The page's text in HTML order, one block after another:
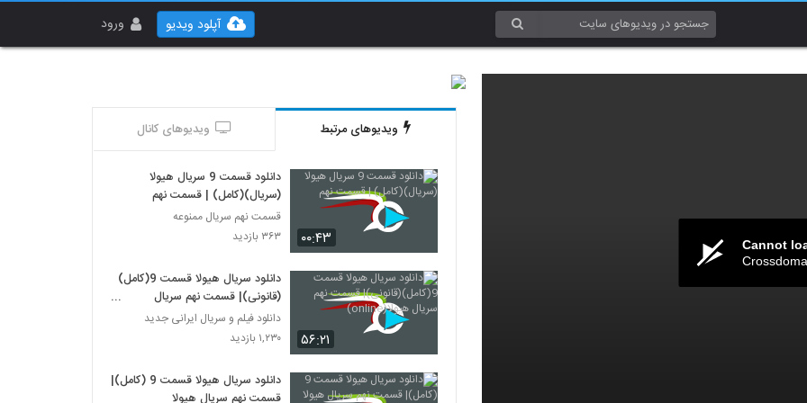
ورود آپلود ویدیو
Cannot
ویدیوهای مرتبط ویدیوهای کانال
۰۰:۴۳
دانلود قسمت 9 سریال هیولا
(سریال)(کامل) | قسمت نهم
قسمت نهم سریال ممنوعه
۳۶۳ بازدید
۵۶:۲۱
دانلود سریال هیولا قسمت 9(کامل)
(قانونی)| قسمت نهم سریال
هیولا(online)
دانلود فیلم و سریال ایرانی جدید
۱,۲۳۰ بازدید
دانلود سریال هیولا قسمت 9 (کامل)|
قسمت نهم سریال هیولا